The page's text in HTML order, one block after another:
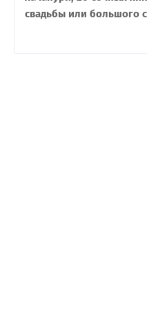
свадьбы или большого